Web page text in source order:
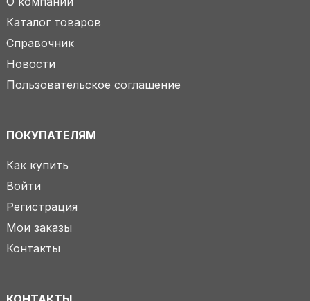
Каталог товаров
Справочник
Новости
Пользовательское соглашение
ПОКУПАТЕЛЯМ
Как купить
Войти
Регистрация
Мои заказы
Контакты